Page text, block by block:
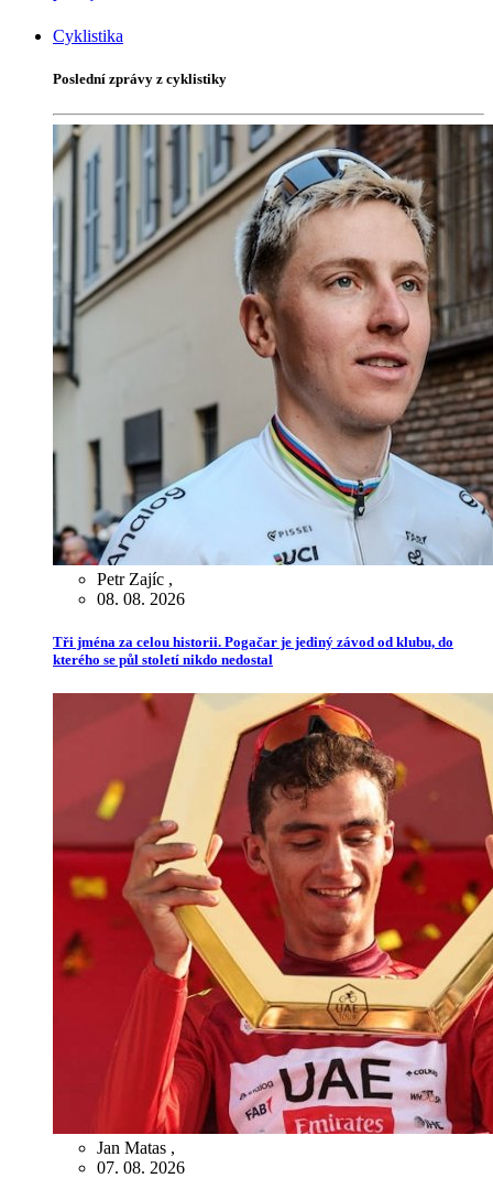
Cyklistika
Poslední zprávy z cyklistiky
Petr Zajíc ,
08. 08. 2026
Tři jména za celou historii. Pogačar je jediný závod od klubu, do
kterého se půl století nikdo nedostal
Jan Matas ,
07. 08. 2026